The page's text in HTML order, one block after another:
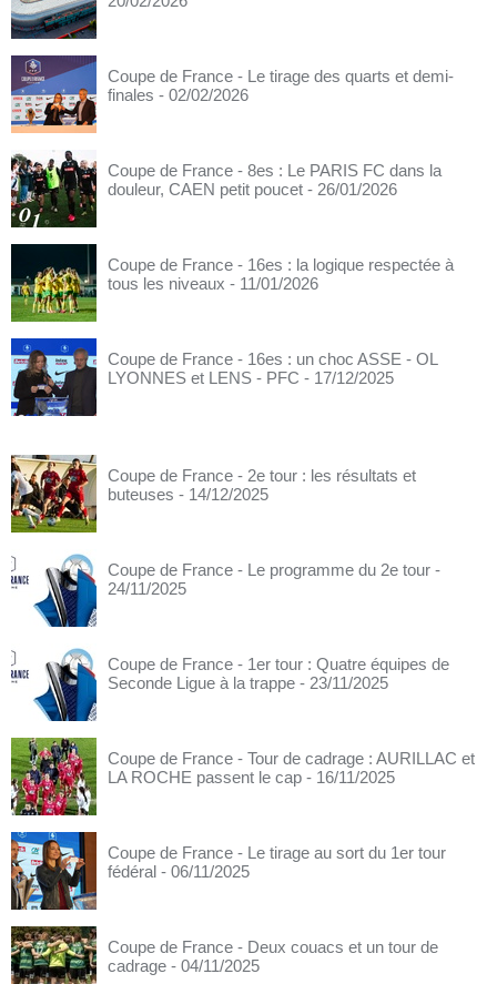
Coupe de France - Le tirage des quarts et demi-
finales - 02/02/2026
Coupe de France - 8es : Le PARIS FC dans la
douleur, CAEN petit poucet - 26/01/2026
Coupe de France - 16es : la logique respectée à
tous les niveaux - 11/01/2026
Coupe de France - 16es : un choc ASSE - OL
LYONNES et LENS - PFC - 17/12/2025
Coupe de France - 2e tour : les résultats et
buteuses - 14/12/2025
Coupe de France - Le programme du 2e tour -
24/11/2025
Coupe de France - 1er tour : Quatre équipes de
Seconde Ligue à la trappe - 23/11/2025
Coupe de France - Tour de cadrage : AURILLAC et
LA ROCHE passent le cap - 16/11/2025
Coupe de France - Le tirage au sort du 1er tour
fédéral - 06/11/2025
Coupe de France - Deux couacs et un tour de
cadrage - 04/11/2025